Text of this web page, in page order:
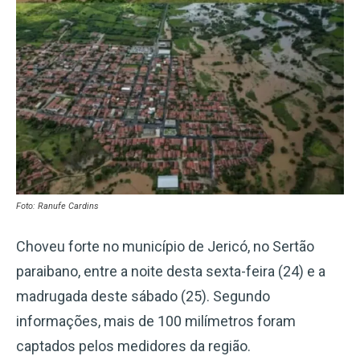
Foto: Ranufe Cardins
Choveu forte no município de Jericó, no Sertão
paraibano, entre a noite desta sexta-feira (24) e a
madrugada deste sábado (25). Segundo
informações, mais de 100 milímetros foram
captados pelos medidores da região.